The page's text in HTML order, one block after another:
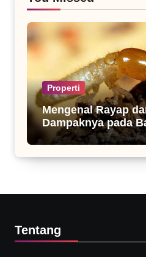
Properti
Mengenal Rayap
Dampaknya pada
Rumah
Tentang